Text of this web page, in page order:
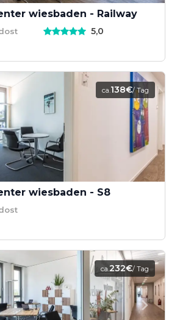
wiesbaden - Railway
5,0
ca.138€/ Tag
wiesbaden - S8
ca.232€/ Tag